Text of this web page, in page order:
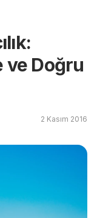
ve Doğru
2 Kasım 2016